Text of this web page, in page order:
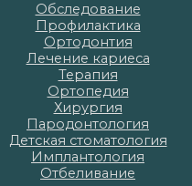
Обследование
Профилактика
Ортодонтия
Лечение кариеса
Терапия
Ортопедия
Хирургия
Пародонтология
Детская стоматология
Имплантология
Отбеливание